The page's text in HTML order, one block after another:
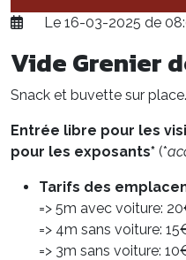
Le 16-03-2025 de
Vide Grenier
Snack et buvette sur place.
Entrée libre pour les
pour les exposants* (*
Tarifs des
=> 5m avec voiture:
=> 4m sans voiture:
=> 3m sans voiture: